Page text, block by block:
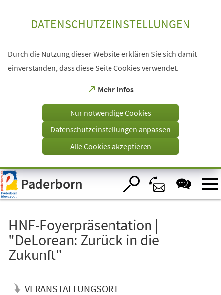
Visuelle
Assistenzsoftware
öffnen.
DATENSCHUTZEINSTELLUNGEN
Durch die Nutzung dieser Website erklären Sie sich damit
einverstanden, dass diese Seite Cookies verwendet.
Mehr Infos
(Öffnet
einem
Tab)
Nur notwendige Cookies
Datenschutzeinstellungen anpassen
Alle Cookies akzeptieren
Paderborn
HNF-Foyerpräsentation |
"DeLorean: Zurück in die
Zukunft"
VERANSTALTUNGSORT